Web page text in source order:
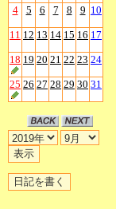
4 5 6 7 8 9 10
11 12 13 14 15 16 17
18 19 20 21 22 23 24
25 26 27 28 29 30 31